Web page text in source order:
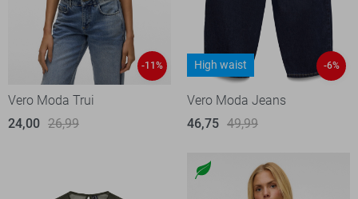
-11%
Vero Moda Trui
24,00 26,99
High waist -6%
Vero Moda Jeans
46,75 49,99